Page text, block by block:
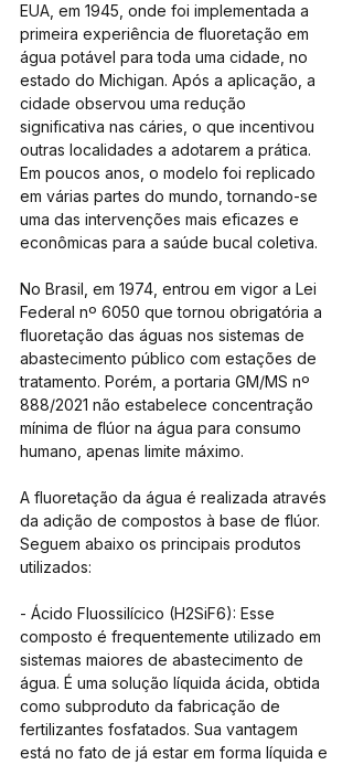
EUA, em 1945, onde foi implementada a
primeira experiência de fluoretação em
água potável para toda uma cidade, no
estado do Michigan. Após a aplicação, a
cidade observou uma redução
significativa nas cáries, o que incentivou
outras localidades a adotarem a prática.
Em poucos anos, o modelo foi replicado
em várias partes do mundo, tornando-se
uma das intervenções mais eficazes e
econômicas para a saúde bucal coletiva.
No Brasil, em 1974, entrou em vigor a Lei
Federal nº 6050 que tornou obrigatória a
fluoretação das águas nos sistemas de
abastecimento público com estações de
tratamento. Porém, a portaria GM/MS nº
888/2021 não estabelece concentração
mínima de flúor na água para consumo
humano, apenas limite máximo.
A fluoretação da água é realizada através
da adição de compostos à base de flúor.
Seguem abaixo os principais produtos
utilizados:
- Ácido Fluossilícico (H2SiF6): Esse
composto é frequentemente utilizado em
sistemas maiores de abastecimento de
água. É uma solução líquida ácida, obtida
como subproduto da fabricação de
fertilizantes fosfatados. Sua vantagem
está no fato de já estar em forma líquida e